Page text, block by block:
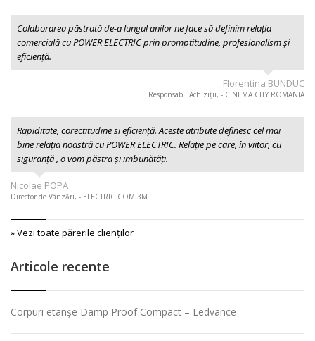
Colaborarea păstrată de-a lungul anilor ne face să definim relația
comercială cu POWER ELECTRIC prin promptitudine, profesionalism şi
eficiență.
Florentina BUNDUC
Responsabil Achiziții, - CINEMA CITY ROMANIA
Rapiditate, corectitudine si eficiență. Aceste atribute definesc cel mai
bine relația noastră cu POWER ELECTRIC. Relație pe care, în viitor, cu
siguranță , o vom păstra și imbunătăți.
Nicolae POPA
Director de Vânzări, - ELECTRIC COM 3M
» Vezi toate părerile clienţilor
Articole recente
Corpuri etanșe Damp Proof Compact – Ledvance